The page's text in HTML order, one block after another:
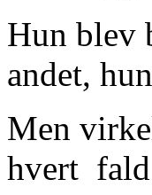
Hun blev
andet,
Men
hvert fald